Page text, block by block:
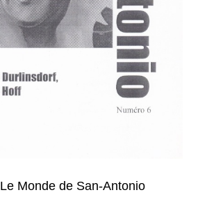
Le Monde de San-Antonio